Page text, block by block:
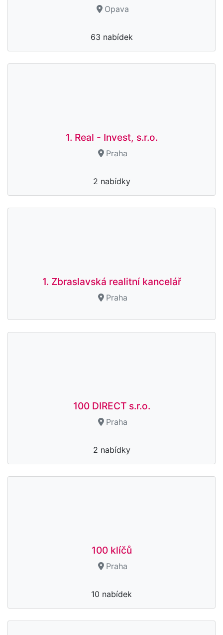
Opava
63 nabídek
1. Real - Invest, s.r.o.
Praha
2 nabídky
1. Zbraslavská realitní kancelář
Praha
100 DIRECT s.r.o.
Praha
2 nabídky
100 klíčů
Praha
10 nabídek